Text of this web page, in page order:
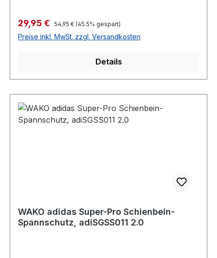
Verkaufspreis:
29,95 € Regulärer Preis:
54,95 € (45.5% gespart)
Preise inkl. MwSt. zzgl. Versandkosten
Details
WAKO adidas Super-Pro Schienbein-
Spannschutz, adiSGSS011 2.0